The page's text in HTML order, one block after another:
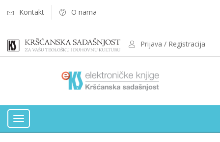
Kontakt O nama
Prijava / Registracija
Toggle